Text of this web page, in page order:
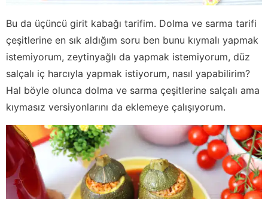
Bu da üçüncü girit kabağı tarifim. Dolma ve sarma tarifi
çeşitlerine en sık aldığım soru ben bunu kıymalı yapmak
istemiyorum, zeytinyağlı da yapmak istemiyorum, düz
salçalı iç harcıyla yapmak istiyorum, nasıl yapabilirim?
Hal böyle olunca dolma ve sarma çeşitlerine salçalı ama
kıymasız versiyonlarını da eklemeye çalışıyorum.